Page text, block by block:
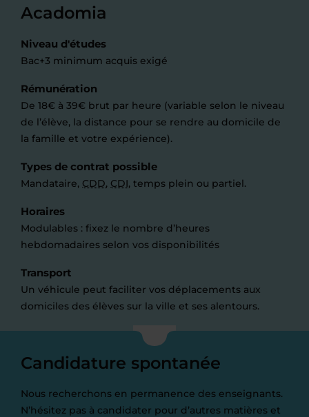
Acadomia
Niveau d'études
Bac+3 minimum acquis exigé
Rémunération
De 18€ à 39€ brut par heure (variable selon le niveau
de l’élève, la distance pour se rendre au domicile de
la famille et votre expérience).
Types de contrat possible
Mandataire, CDD, CDI, temps plein ou partiel.
Horaires
Modulables : fixez le nombre d’heures
hebdomadaires selon vos disponibilités
Transport
Un véhicule peut faciliter vos déplacements aux
domiciles des élèves sur la ville et ses alentours.
Candidature spontanée
Nous recherchons en permanence des enseignants.
N’hésitez pas à candidater pour d’autres matières et